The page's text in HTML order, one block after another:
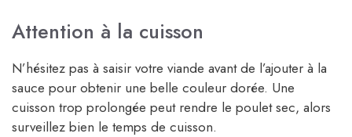
Attention à la cuisson
N’hésitez pas à saisir votre viande avant de l’ajouter à la
sauce pour obtenir une belle couleur dorée. Une
cuisson trop prolongée peut rendre le poulet sec, alors
surveillez bien le temps de cuisson.